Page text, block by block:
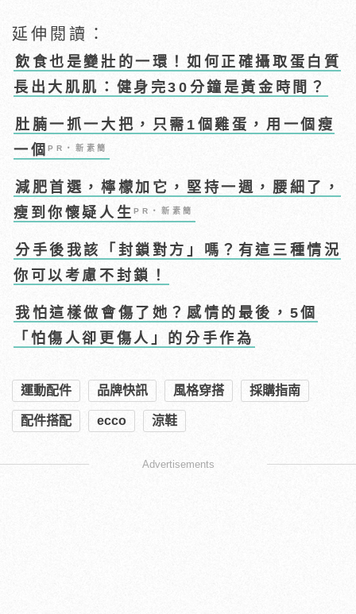
延伸閱讀：
飲食也是變壯的一環！如何正確攝取蛋白質
長出大肌肌：健身完30分鐘是黃金時間？
肚腩一抓一大把，只需1個雞蛋，用一個瘦
一個PR・新素簡
減肥首選，檸檬加它，堅持一週，腰細了，
瘦到你懷疑人生PR・新素簡
分手後我該「封鎖對方」嗎？有這三種情況
你可以考慮不封鎖！
我怕這樣做會傷了她？感情的最後，5個
「怕傷人卻更傷人」的分手作為
運動配件 品牌快訊 風格穿搭 採購指南
配件搭配 ecco 涼鞋
Advertisements